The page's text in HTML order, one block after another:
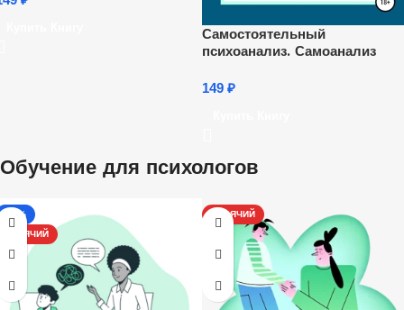
Самостоятельный
психоанализ. Самоанализ
149 ₽
Обучение для психологов
-17%
ГОРЯЧИЙ
ГОРЯЧИЙ